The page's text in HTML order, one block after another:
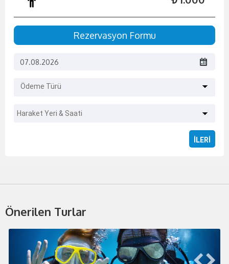
Rezervasyon Formu
Ödeme Türü
Haraket Yeri & Saati
Önerilen Turlar